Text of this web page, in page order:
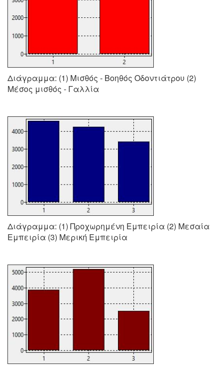
Διάγραμμα: (1) Μισθός - Βοηθός Οδοντιάτρου (2)
Μέσος μισθός - Γαλλία
Διάγραμμα: (1) Προχωρημένη Εμπειρία (2) Μεσαία
Εμπειρία (3) Μερική Εμπειρία